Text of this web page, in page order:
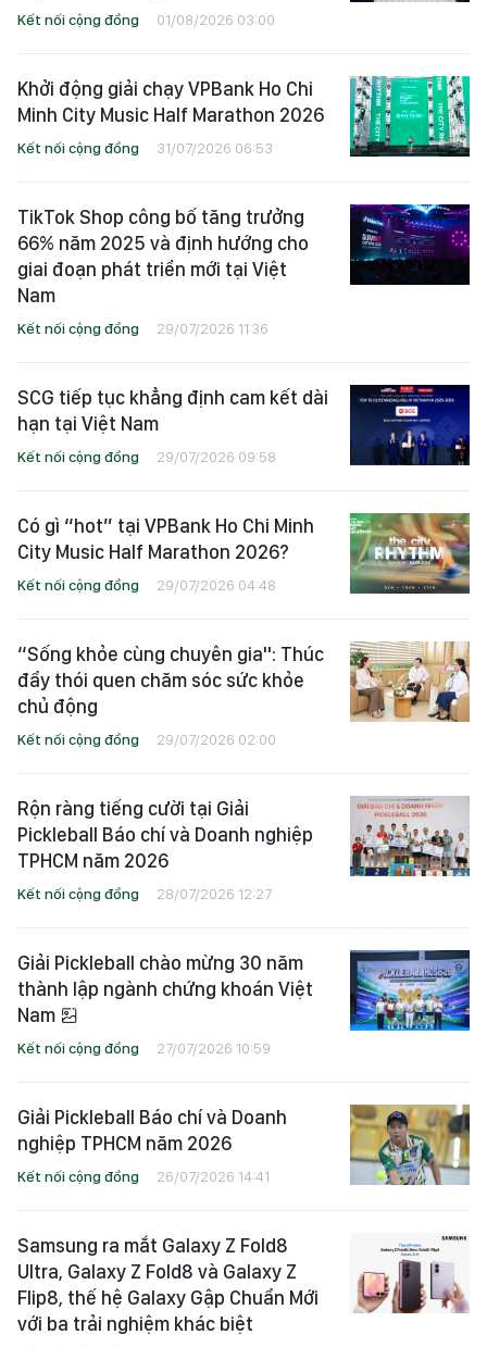
Kết nối cộng đồng 01/08/2026 03:00
Khởi động giải chạy VPBank Ho Chi
Minh City Music Half Marathon 2026
Kết nối cộng đồng 31/07/2026 06:53
TikTok Shop công bố tăng trưởng
66% năm 2025 và định hướng cho
giai đoạn phát triển mới tại Việt
Nam
Kết nối cộng đồng 29/07/2026 11:36
SCG tiếp tục khẳng định cam kết dài
hạn tại Việt Nam
Kết nối cộng đồng 29/07/2026 09:58
Có gì “hot” tại VPBank Ho Chi Minh
City Music Half Marathon 2026?
Kết nối cộng đồng 29/07/2026 04:48
“Sống khỏe cùng chuyên gia": Thúc
đẩy thói quen chăm sóc sức khỏe
chủ động
Kết nối cộng đồng 29/07/2026 02:00
Rộn ràng tiếng cười tại Giải
Pickleball Báo chí và Doanh nghiệp
TPHCM năm 2026
Kết nối cộng đồng 28/07/2026 12:27
Giải Pickleball chào mừng 30 năm
thành lập ngành chứng khoán Việt
Nam
Kết nối cộng đồng 27/07/2026 10:59
Giải Pickleball Báo chí và Doanh
nghiệp TPHCM năm 2026
Kết nối cộng đồng 26/07/2026 14:41
Samsung ra mắt Galaxy Z Fold8
Ultra, Galaxy Z Fold8 và Galaxy Z
Flip8, thế hệ Galaxy Gập Chuẩn Mới
với ba trải nghiệm khác biệt